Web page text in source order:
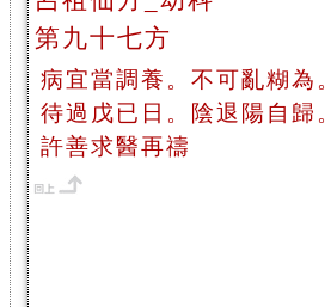
第九十七方
病宜當調養。不可亂糊為。
待過戊已日。陰退陽自歸。
許善求醫再禱